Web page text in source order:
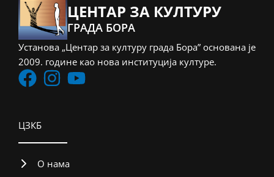
ЦЕНТАР ЗА КУЛТУРУ
ГРАДА БОРА
Установа „Центар за културу града Бора” основана је
2009. године као нова институција културе.
ЦЗКБ
О нама